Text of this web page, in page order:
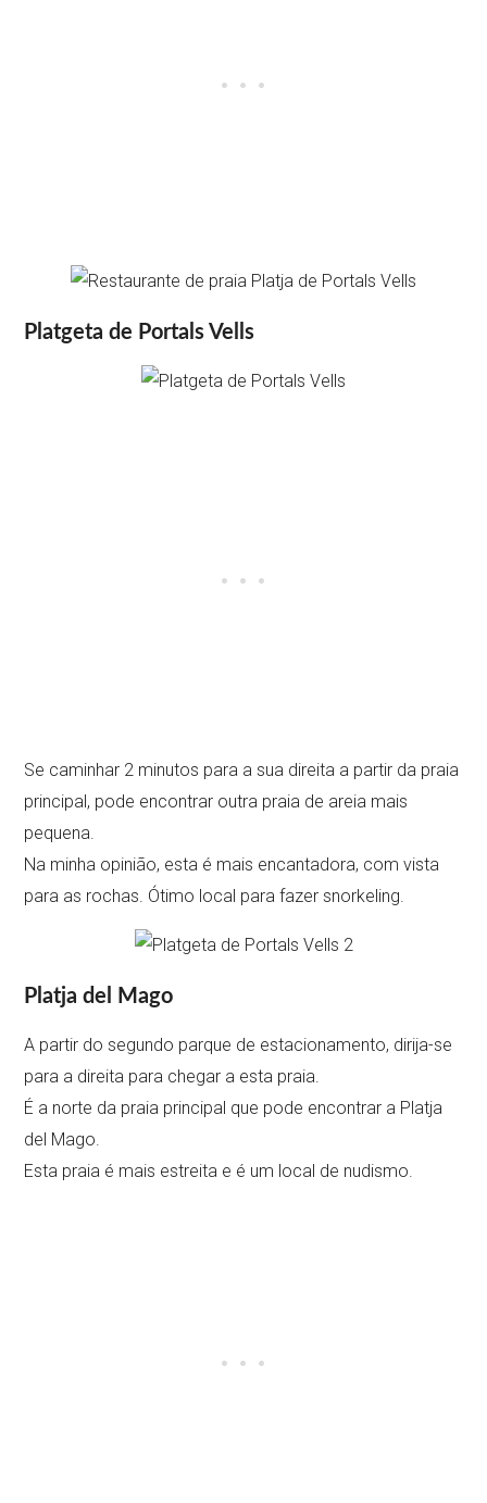
Platgeta de Portals Vells
Se caminhar 2 minutos para a sua direita a partir da praia
principal, pode encontrar outra praia de areia mais
pequena.
Na minha opinião, esta é mais encantadora, com vista
para as rochas. Ótimo local para fazer snorkeling.
Platja del Mago
A partir do segundo parque de estacionamento, dirija-se
para a direita para chegar a esta praia.
É a norte da praia principal que pode encontrar a Platja
del Mago.
Esta praia é mais estreita e é um local de nudismo.